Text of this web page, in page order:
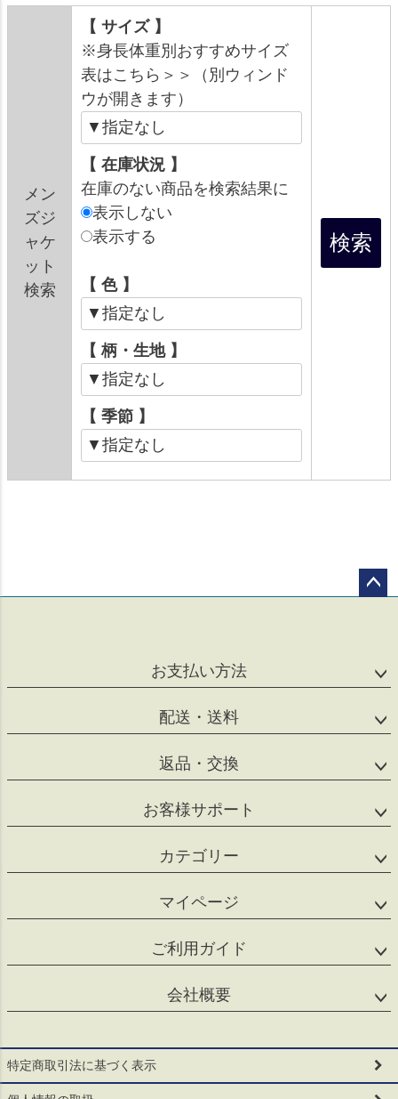
メン
ズジ
ャケ
ット
検索
【 サイズ 】
※身長体重別おすすめサイズ
表はこちら＞＞（別ウィンド
ウが開きます）
【 在庫状況 】
在庫のない商品を検索結果に
表示しない
表示する
【 色 】
【 柄・生地 】
【 季節 】
お支払い方法
配送・送料
返品・交換
お客様サポート
カテゴリー
マイページ
ご利用ガイド
会社概要
特定商取引法に基づく表示